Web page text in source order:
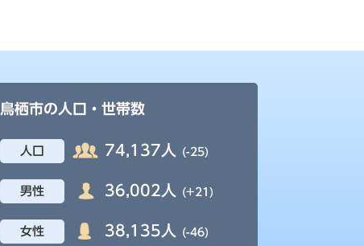
鳥栖市の人口・世帯数
人口 74,137人 (-25)
男性 36,002人 (+21)
女性 38,135人 (-46)